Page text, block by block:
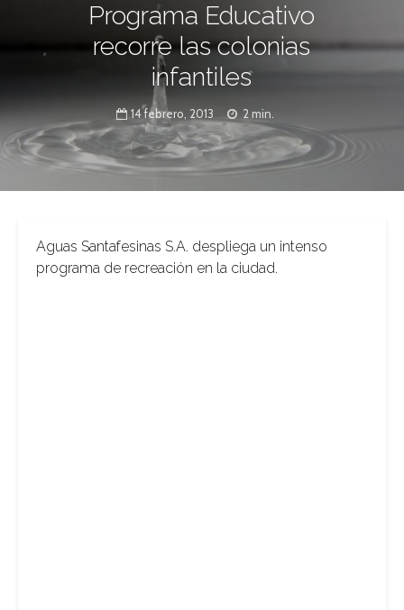
Programa Educativo
recorre las colonias
infantiles
14 febrero, 2013 2 min.
Aguas Santafesinas S.A. despliega un intenso
programa de recreación en la ciudad.